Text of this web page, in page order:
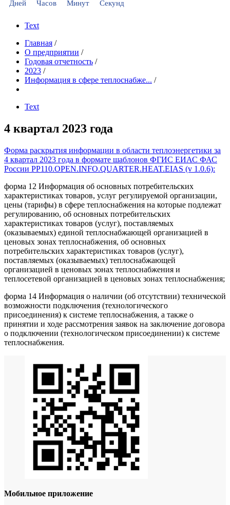
Дней Часов Минут Секунд
Text
Главная /
О предприятии /
Годовая отчетность /
2023 /
Информация в сфере теплоснабже... /
Text
4 квартал 2023 года
Форма раскрытия информации в области теплоэнергетики за
4 квартал 2023 года в формате шаблонов ФГИС ЕИАС ФАС
России PP110.OPEN.INFO.QUARTER.HEAT.EIAS (v 1.0.6):
форма 12 Информация об основных потребительских
характеристиках товаров, услуг регулируемой организации,
цены (тарифы) в сфере теплоснабжения на которые подлежат
регулированию, об основных потребительских
характеристиках товаров (услуг), поставляемых
(оказываемых) единой теплоснабжающей организацией в
ценовых зонах теплоснабжения, об основных
потребительских характеристиках товаров (услуг),
поставляемых (оказываемых) теплоснабжающей
организацией в ценовых зонах теплоснабжения и
теплосетевой организацией в ценовых зонах теплоснабжения;
форма 14 Информация о наличии (об отсутствии) технической
возможности подключения (технологического
присоединения) к системе теплоснабжения, а также о
принятии и ходе рассмотрения заявок на заключение договора
о подключении (технологическом присоединении) к системе
теплоснабжения.
Мобильное приложение